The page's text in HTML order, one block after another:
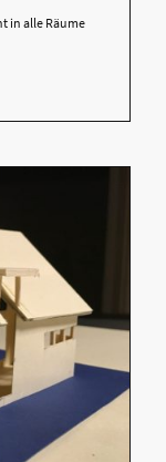
in alle Räume